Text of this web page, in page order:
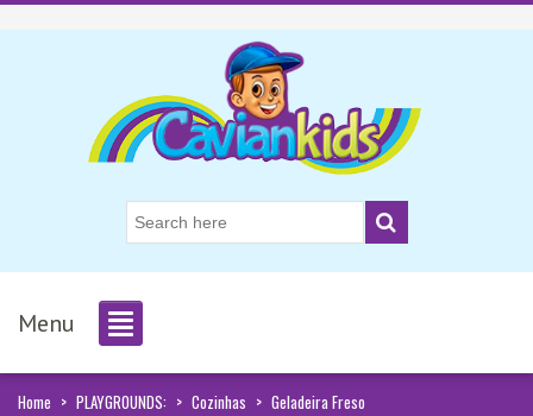
Menu
Home > PLAYGROUNDS: > Cozinhas > Geladeira Freso